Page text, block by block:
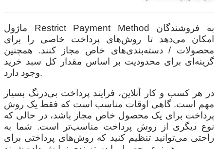
ماژول Restrict Payment Method به فروشندگان
امکان می‌دهد تا روش‌های پرداخت خاصی را برای
محصولات / دسته‌بندی‌های خاص مجاز کنند. همچنین
گزینه‌ای برای محدودیت بر اساس مقدار کل سبد خرید
وجود دارد.
در هر کسب و کار آنلاین، فرایند پرداخت بی‌درنگ بسیار
مهم است. گاهی اوقات مناسب است که فقط یک روش
پرداخت برای یک محصول خاص مجاز باشد، در حالی که
نوع دیگری از روش پرداخت مناسب‌تر است. شما به
راحتی می‌توانید تنظیم کنید که روش‌های پرداختی برای